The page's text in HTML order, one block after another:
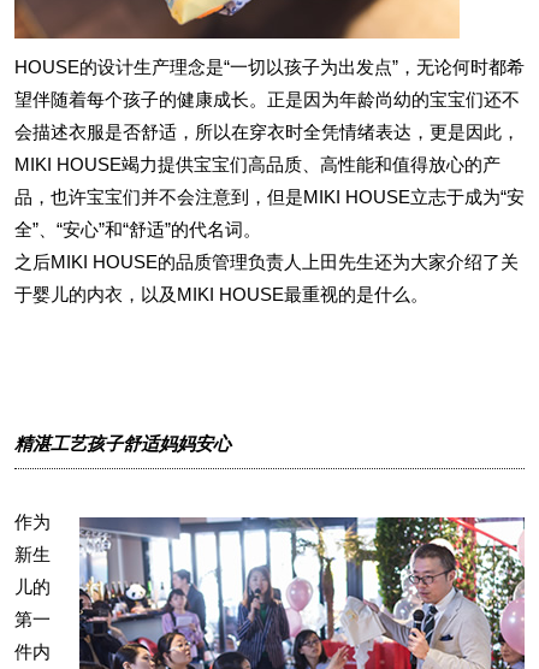
HOUSE的设计生产理念是“一切以孩子为出发点”，无论何时都希
望伴随着每个孩子的健康成长。正是因为年龄尚幼的宝宝们还不
会描述衣服是否舒适，所以在穿衣时全凭情绪表达，更是因此，
MIKI HOUSE竭力提供宝宝们高品质、高性能和值得放心的产
品，也许宝宝们并不会注意到，但是MIKI HOUSE立志于成为“安
全”、“安心”和“舒适”的代名词。
之后MIKI HOUSE的品质管理负责人上田先生还为大家介绍了关
于婴儿的内衣，以及MIKI HOUSE最重视的是什么。
精湛工艺孩子舒适妈妈安心
作为
新生
儿的
第一
件内